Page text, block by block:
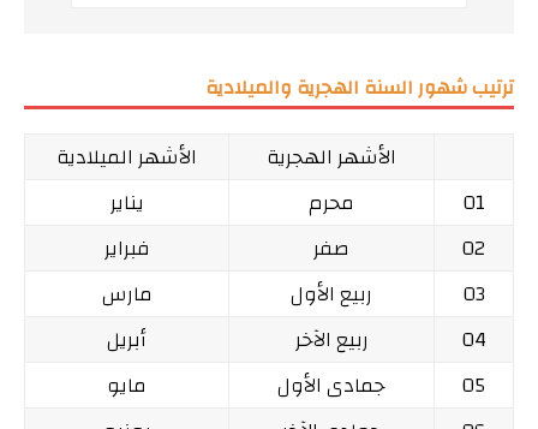
ترتيب شهور السنة الهجرية والميلادية
الأشهر الهجرية
الأشهر الميلادية
01
محرم
يناير
02
صفر
فبراير
03
ربيع الأول
مارس
04
ربيع الآخر
أبريل
05
جمادى الأول
مايو